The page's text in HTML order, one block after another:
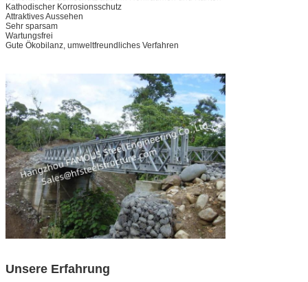
Kathodischer Korrosionsschutz
Attraktives Aussehen
Sehr sparsam
Wartungsfrei
Gute Ökobilanz, umweltfreundliches Verfahren
Unsere Erfahrung